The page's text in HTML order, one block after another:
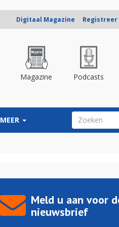
Digitaal Magazine Registreer
Magazine Podcasts
MEER ZOEKVELD
Meld u aan voor
nieuwsbrief